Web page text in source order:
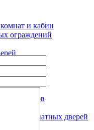
и кабин
ограждений
стекла
козырьков
межкомнатных дверей